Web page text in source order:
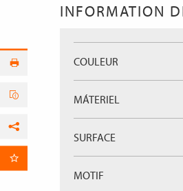
INFORMATION
COULEUR
MÁTERIEL
SURFACE
MOTIF
Facebook